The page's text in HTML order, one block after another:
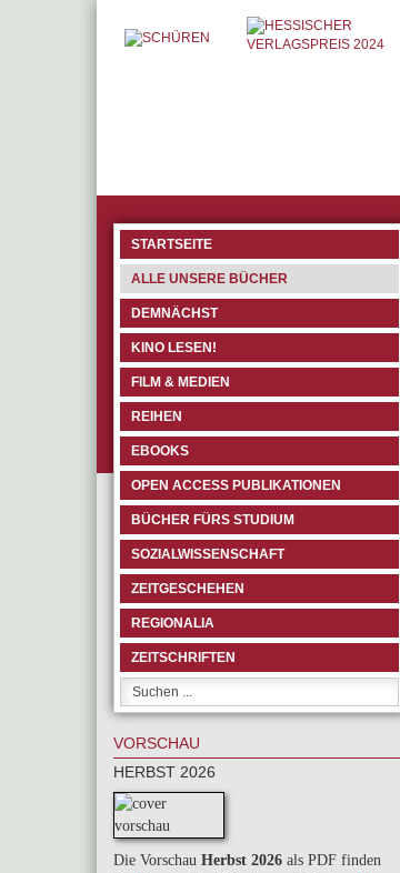
STARTSEITE
ALLE UNSERE BÜCHER
DEMNÄCHST
KINO LESEN!
FILM & MEDIEN
REIHEN
EBOOKS
OPEN ACCESS PUBLIKATIONEN
BÜCHER FÜRS STUDIUM
SOZIALWISSENSCHAFT
ZEITGESCHEHEN
REGIONALIA
ZEITSCHRIFTEN
VORSCHAU
HERBST 2026
Die Vorschau Herbst 2026 als PDF finden